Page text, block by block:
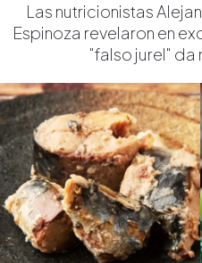
Las nutricionistas
Espinoza revelaron en
"falso jurel" da